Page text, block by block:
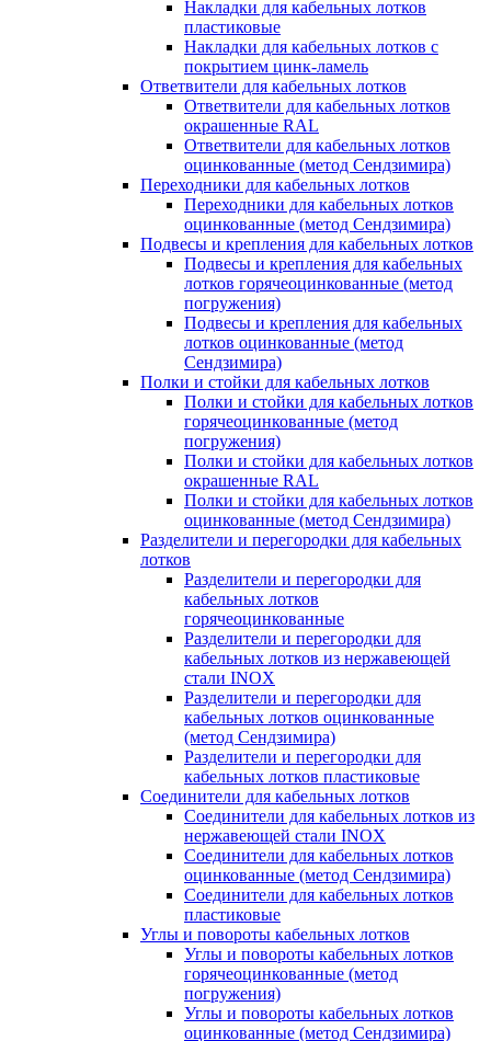
Накладки для кабельных лотков
пластиковые
Накладки для кабельных лотков с
покрытием цинк-ламель
Ответвители для кабельных лотков
Ответвители для кабельных лотков
окрашенные RAL
Ответвители для кабельных лотков
оцинкованные (метод Сендзимира)
Переходники для кабельных лотков
Переходники для кабельных лотков
оцинкованные (метод Сендзимира)
Подвесы и крепления для кабельных лотков
Подвесы и крепления для кабельных
лотков горячеоцинкованные (метод
погружения)
Подвесы и крепления для кабельных
лотков оцинкованные (метод
Сендзимира)
Полки и стойки для кабельных лотков
Полки и стойки для кабельных лотков
горячеоцинкованные (метод
погружения)
Полки и стойки для кабельных лотков
окрашенные RAL
Полки и стойки для кабельных лотков
оцинкованные (метод Сендзимира)
Разделители и перегородки для кабельных
лотков
Разделители и перегородки для
кабельных лотков
горячеоцинкованные
Разделители и перегородки для
кабельных лотков из нержавеющей
стали INOX
Разделители и перегородки для
кабельных лотков оцинкованные
(метод Сендзимира)
Разделители и перегородки для
кабельных лотков пластиковые
Соединители для кабельных лотков
Соединители для кабельных лотков из
нержавеющей стали INOX
Соединители для кабельных лотков
оцинкованные (метод Сендзимира)
Соединители для кабельных лотков
пластиковые
Углы и повороты кабельных лотков
Углы и повороты кабельных лотков
горячеоцинкованные (метод
погружения)
Углы и повороты кабельных лотков
оцинкованные (метод Сендзимира)